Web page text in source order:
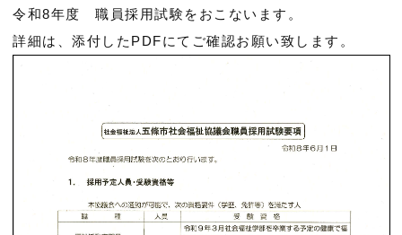
令和8年度 職員採用試験をおこないます。
詳細は、添付したPDFにてご確認お願い致します。